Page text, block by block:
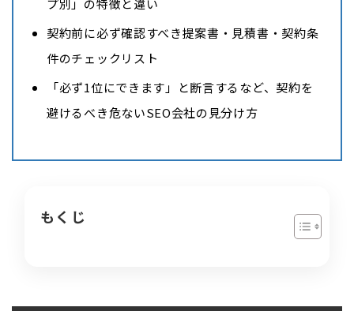
契約前に必ず確認すべき提案書・見積書・契約条
件のチェックリスト
「必ず1位にできます」と断言するなど、契約を
避けるべき危ないSEO会社の見分け方
もくじ